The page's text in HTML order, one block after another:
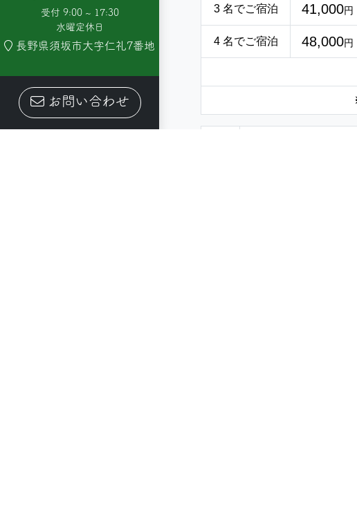
受付 9:00 ~ 17:30
水曜定休日
長野県須坂市大字仁礼7番地
お問い合わせ
3 名でご宿泊 41,000円
4 名でご宿泊 48,000円